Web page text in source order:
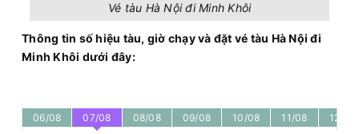
Vé tàu Hà Nội đi Minh Khôi
Thông tin số hiệu tàu, giờ chạy và đặt vé tàu Hà Nội đi
Minh Khôi dưới đây:
06/08 07/08 08/08 09/08 10/08 11/08 12/08